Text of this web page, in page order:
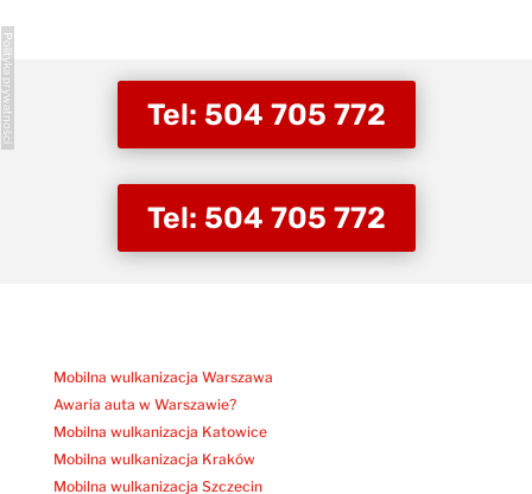
Tel: 504 705 772
Tel: 504 705 772
Mobilna wulkanizacja Warszawa
Awaria auta w Warszawie?
Mobilna wulkanizacja Katowice
Mobilna wulkanizacja Kraków
Mobilna wulkanizacja Szczecin
Polityka prywatności